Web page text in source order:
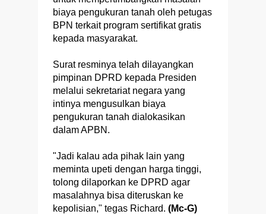
biaya pengukuran tanah oleh petugas
BPN terkait program sertifikat gratis
kepada masyarakat.
Surat resminya telah dilayangkan
pimpinan DPRD kepada Presiden
melalui sekretariat negara yang
intinya mengusulkan biaya
pengukuran tanah dialokasikan
dalam APBN.
"Jadi kalau ada pihak lain yang
meminta upeti dengan harga tinggi,
tolong dilaporkan ke DPRD agar
masalahnya bisa diteruskan ke
kepolisian," tegas Richard. (Mc-G)